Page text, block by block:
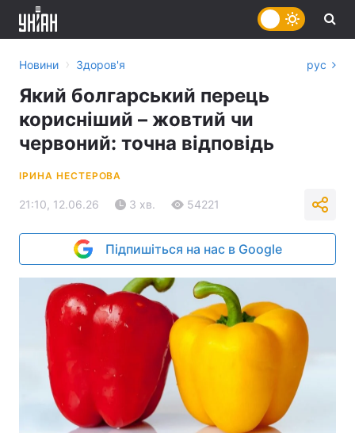
Новини › Здоров'я рус
Який болгарський перець
корисніший – жовтий чи
червоний: точна відповідь
ІРИНА НЕСТЕРОВА
21:10, 12.06.26 3 хв. 54221
Підпишіться на нас в Google